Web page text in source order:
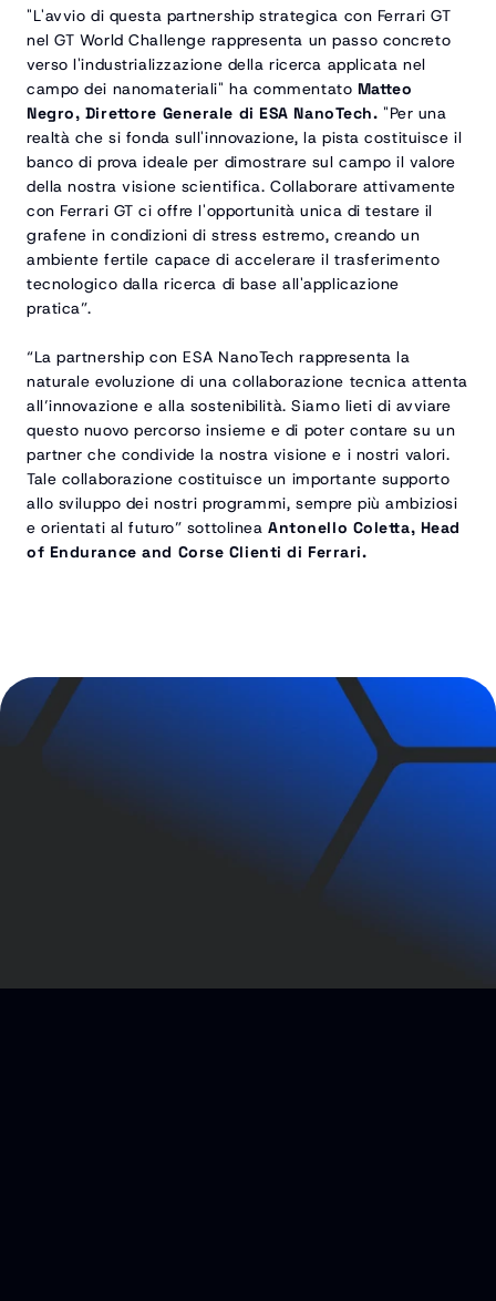
"L'avvio di questa partnership strategica con Ferrari GT
nel GT World Challenge rappresenta un passo concreto
verso l'industrializzazione della ricerca applicata nel
campo dei nanomateriali" ha commentato Matteo
Negro, Direttore Generale di ESA NanoTech. "Per una
realtà che si fonda sull'innovazione, la pista costituisce il
banco di prova ideale per dimostrare sul campo il valore
della nostra visione scientifica. Collaborare attivamente
con Ferrari GT ci offre l'opportunità unica di testare il
grafene in condizioni di stress estremo, creando un
ambiente fertile capace di accelerare il trasferimento
tecnologico dalla ricerca di base all'applicazione
pratica”.
“La partnership con ESA NanoTech rappresenta la
naturale evoluzione di una collaborazione tecnica attenta
all’innovazione e alla sostenibilità. Siamo lieti di avviare
questo nuovo percorso insieme e di poter contare su un
partner che condivide la nostra visione e i nostri valori.
Tale collaborazione costituisce un importante supporto
allo sviluppo dei nostri programmi, sempre più ambiziosi
e orientati al futuro” sottolinea Antonello Coletta, Head
of Endurance and Corse Clienti di Ferrari.